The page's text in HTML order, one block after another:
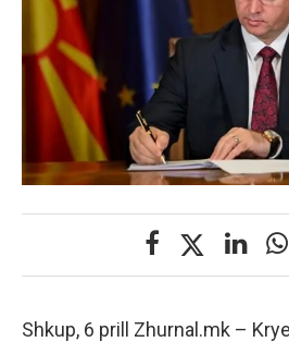
Shkup, 6 prill Zhurnal.mk –